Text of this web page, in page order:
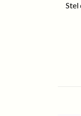
Stel